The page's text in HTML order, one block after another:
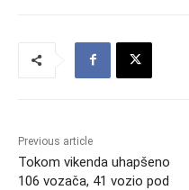
Previous article
Tokom vikenda uhapšeno
106 vozača, 41 vozio pod